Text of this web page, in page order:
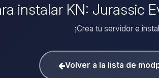
instalar KN: Jurassic
¡Crea tu servidor e
Volver a la lista de